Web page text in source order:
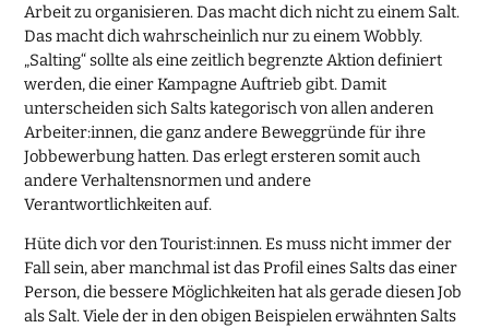
Arbeit zu organisieren. Das macht dich nicht zu einem Salt.
Das macht dich wahrscheinlich nur zu einem Wobbly.
„Salting“ sollte als eine zeitlich begrenzte Aktion definiert
werden, die einer Kampagne Auftrieb gibt. Damit
unterscheiden sich Salts kategorisch von allen anderen
Arbeiter:innen, die ganz andere Beweggründe für ihre
Jobbewerbung hatten. Das erlegt ersteren somit auch
andere Verhaltensnormen und andere
Verantwortlichkeiten auf.
Hüte dich vor den Tourist:innen. Es muss nicht immer der
Fall sein, aber manchmal ist das Profil eines Salts das einer
Person, die bessere Möglichkeiten hat als gerade diesen Job
als Salt. Viele der in den obigen Beispielen erwähnten Salts